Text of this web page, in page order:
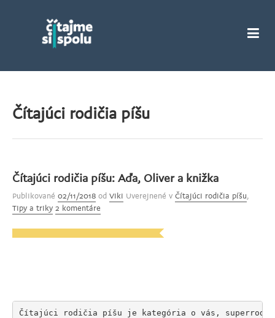
Čítajúci rodičia píšu
Čítajúci rodičia píšu: Aďa, Oliver a knižka
Publikované 02/11/2018 od Viki Uverejnené v Čítajúci rodičia píšu,
Tipy a triky 2 komentáre
Čítajúci rodičia píšu je kategória o vás,